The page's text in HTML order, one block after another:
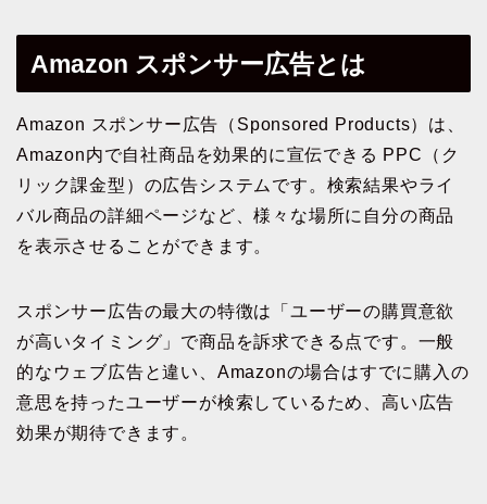
Amazon スポンサー広告とは
Amazon スポンサー広告（Sponsored Products）は、
Amazon内で自社商品を効果的に宣伝できる PPC（ク
リック課金型）の広告システムです。検索結果やライ
バル商品の詳細ページなど、様々な場所に自分の商品
を表示させることができます。
スポンサー広告の最大の特徴は「ユーザーの購買意欲
が高いタイミング」で商品を訴求できる点です。一般
的なウェブ広告と違い、Amazonの場合はすでに購入の
意思を持ったユーザーが検索しているため、高い広告
効果が期待できます。